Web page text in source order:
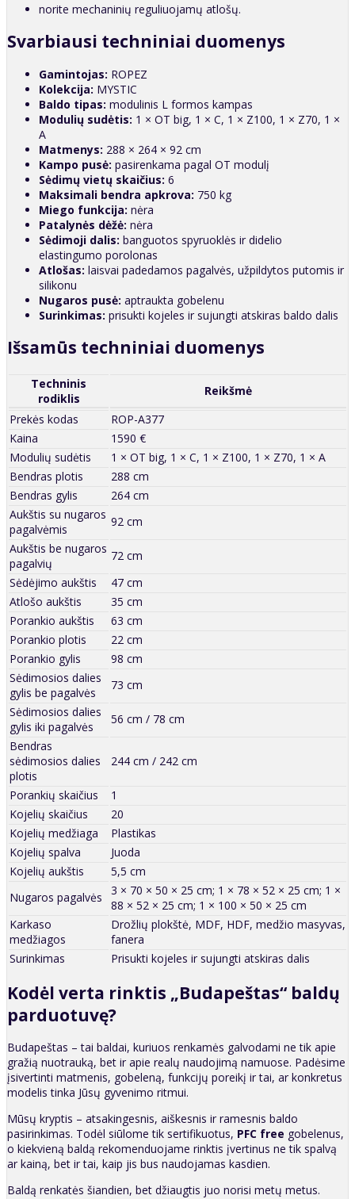
norite mechaninių reguliuojamų atlošų.
Svarbiausi techniniai duomenys
Gamintojas: ROPEZ
Kolekcija: MYSTIC
Baldo tipas: modulinis L formos kampas
Modulių sudėtis: 1 × OT big, 1 × C, 1 × Z100, 1 × Z70, 1 ×
A
Matmenys: 288 × 264 × 92 cm
Kampo pusė: pasirenkama pagal OT modulį
Sėdimų vietų skaičius: 6
Maksimali bendra apkrova: 750 kg
Miego funkcija: nėra
Patalynės dėžė: nėra
Sėdimoji dalis: banguotos spyruoklės ir didelio
elastingumo porolonas
Atlošas: laisvai padedamos pagalvės, užpildytos putomis ir
silikonu
Nugaros pusė: aptraukta gobelenu
Surinkimas: prisukti kojeles ir sujungti atskiras baldo dalis
Išsamūs techniniai duomenys
Techninis
rodiklis
Reikšmė
Prekės kodas
ROP-A377
Kaina
1590 €
Modulių sudėtis
1 × OT big, 1 × C, 1 × Z100, 1 × Z70, 1 × A
Bendras plotis
288 cm
Bendras gylis
264 cm
Aukštis su nugaros
pagalvėmis
92 cm
Aukštis be nugaros
pagalvių
72 cm
Sėdėjimo aukštis
47 cm
Atlošo aukštis
35 cm
Porankio aukštis
63 cm
Porankio plotis
22 cm
Porankio gylis
98 cm
Sėdimosios dalies
gylis be pagalvės
73 cm
Sėdimosios dalies
gylis iki pagalvės
56 cm / 78 cm
Bendras
sėdimosios dalies
plotis
244 cm / 242 cm
Porankių skaičius
1
Kojelių skaičius
20
Kojelių medžiaga
Plastikas
Kojelių spalva
Juoda
Kojelių aukštis
5,5 cm
Nugaros pagalvės
3 × 70 × 50 × 25 cm; 1 × 78 × 52 × 25 cm; 1 ×
88 × 52 × 25 cm; 1 × 100 × 50 × 25 cm
Karkaso
medžiagos
Drožlių plokštė, MDF, HDF, medžio masyvas,
fanera
Surinkimas
Prisukti kojeles ir sujungti atskiras dalis
Kodėl verta rinktis „Budapeštas“ baldų
parduotuvę?
Budapeštas – tai baldai, kuriuos renkamės galvodami ne tik apie
gražią nuotrauką, bet ir apie realų naudojimą namuose. Padėsime
įsivertinti matmenis, gobeleną, funkcijų poreikį ir tai, ar konkretus
modelis tinka Jūsų gyvenimo ritmui.
Mūsų kryptis – atsakingesnis, aiškesnis ir ramesnis baldo
pasirinkimas. Todėl siūlome tik sertifikuotus, PFC free gobelenus,
o kiekvieną baldą rekomenduojame rinktis įvertinus ne tik spalvą
ar kainą, bet ir tai, kaip jis bus naudojamas kasdien.
Baldą renkatės šiandien, bet džiaugtis juo norisi metų metus.